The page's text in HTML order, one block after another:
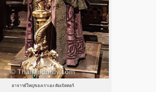
อาจารย์ใหญ่ของเราเอง ดัมเบิลดอร์